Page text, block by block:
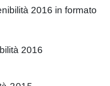
2016 in formato
2016